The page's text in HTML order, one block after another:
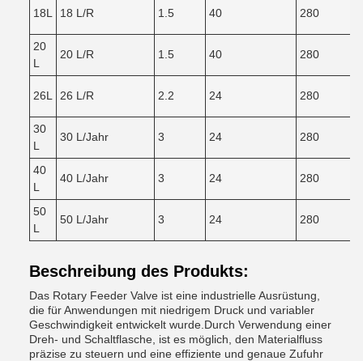
18L 18 L/R 1.5 40 280
20
L
20 L/R 1.5 40 280
26L 26 L/R 2.2 24 280
30
L
30 L/Jahr 3 24 280
40
L
40 L/Jahr 3 24 280
50
L
50 L/Jahr 3 24 280
Beschreibung des Produkts:
Das Rotary Feeder Valve ist eine industrielle Ausrüstung,
die für Anwendungen mit niedrigem Druck und variabler
Geschwindigkeit entwickelt wurde.Durch Verwendung einer
Dreh- und Schaltflasche, ist es möglich, den Materialfluss
präzise zu steuern und eine effiziente und genaue Zufuhr